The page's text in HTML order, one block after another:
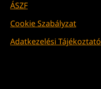
ÁSZF
Cookie Szabályzat
Adatkezelési Tájékoztató